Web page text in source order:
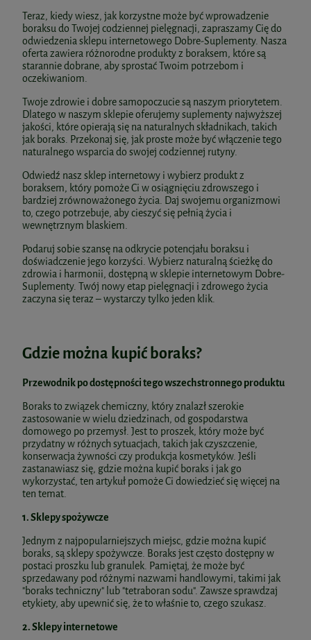
Teraz, kiedy wiesz, jak korzystne może być wprowadzenie
boraksu do Twojej codziennej pielęgnacji, zapraszamy Cię do
odwiedzenia sklepu internetowego Dobre-Suplementy. Nasza
oferta zawiera różnorodne produkty z boraksem, które są
starannie dobrane, aby sprostać Twoim potrzebom i
oczekiwaniom.
Twoje zdrowie i dobre samopoczucie są naszym priorytetem.
Dlatego w naszym sklepie oferujemy suplementy najwyższej
jakości, które opierają się na naturalnych składnikach, takich
jak boraks. Przekonaj się, jak proste może być włączenie tego
naturalnego wsparcia do swojej codziennej rutyny.
Odwiedź nasz sklep internetowy i wybierz produkt z
boraksem, który pomoże Ci w osiągnięciu zdrowszego i
bardziej zrównoważonego życia. Daj swojemu organizmowi
to, czego potrzebuje, aby cieszyć się pełnią życia i
wewnętrznym blaskiem.
Podaruj sobie szansę na odkrycie potencjału boraksu i
doświadczenie jego korzyści. Wybierz naturalną ścieżkę do
zdrowia i harmonii, dostępną w sklepie internetowym Dobre-
Suplementy. Twój nowy etap pielęgnacji i zdrowego życia
zaczyna się teraz – wystarczy tylko jeden klik.
Gdzie można kupić boraks?
Przewodnik po dostępności tego wszechstronnego produktu
Boraks to związek chemiczny, który znalazł szerokie
zastosowanie w wielu dziedzinach, od gospodarstwa
domowego po przemysł. Jest to proszek, który może być
przydatny w różnych sytuacjach, takich jak czyszczenie,
konserwacja żywności czy produkcja kosmetyków. Jeśli
zastanawiasz się, gdzie można kupić boraks i jak go
wykorzystać, ten artykuł pomoże Ci dowiedzieć się więcej na
ten temat.
1. Sklepy spożywcze
Jednym z najpopularniejszych miejsc, gdzie można kupić
boraks, są sklepy spożywcze. Boraks jest często dostępny w
postaci proszku lub granulek. Pamiętaj, że może być
sprzedawany pod różnymi nazwami handlowymi, takimi jak
"boraks techniczny" lub "tetraboran sodu". Zawsze sprawdzaj
etykiety, aby upewnić się, że to właśnie to, czego szukasz.
2. Sklepy internetowe